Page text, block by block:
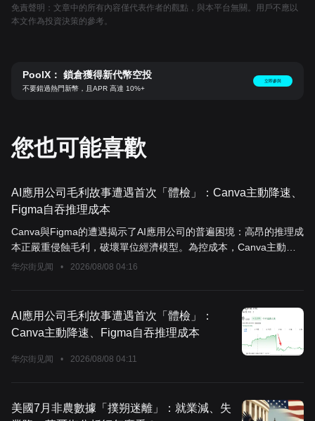
免責聲明：文章中的所有內容僅代表作者的觀點，與本平台無關。用戶不應以
本文作為投資決策的參考。
PoolX： 鎖倉獲得新代幣空投
不要錯過熱門新幣，且APR 高達 10%+
立即參與
您也可能喜歡
AI應用公司毛利故事遭遇首次「體檢」：Canva主動降速、
Figma自吞推理成本
Canva與Figma的遭遇揭示了AI應用公司的普遍困境：高昂的推理成
本正嚴重侵蝕毛利，破壞單位經濟模型。為控成本，Canva主動暫
緩AI推廣，導致營收成長放緩；Figma則因免費測試自負成本，導
华尔街见闻 • 2026/08/08 04:16
AI應用公司毛利故事遭遇首次「體檢」：
Canva主動降速、Figma自吞推理成本
华尔街见闻 • 2026/08/08 04:11
美國7月非農數據「撲朔迷離」：就業減、失